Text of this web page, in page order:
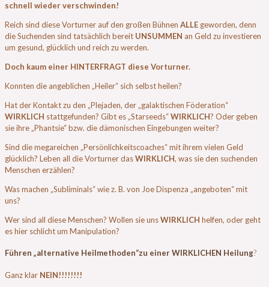
schnell wieder verschwinden!
Reich sind diese Vorturner auf den großen Bühnen ALLE geworden, denn
die Suchenden sind tatsächlich bereit UNSUMMEN an Geld zu investieren
um gesund, glücklich und reich zu werden.
Doch kaum einer HINTERFRAGT diese Vorturner.
Konnten die angeblichen „Heiler“ sich selbst heilen?
Hat der Kontakt zu den „Plejaden, der „galaktischen Föderation“
WIRKLICH stattgefunden? Gibt es „Starseeds“WIRKLICH? Oder geben
sie ihre „Phantsie“ bzw. die dämonischen Eingebungen weiter?
Sind die megareichen „Persönlichkeitscoaches“ mit ihrem vielen Geld
glücklich? Leben all die Vorturner dasWIRKLICH, was sie den suchenden
Menschen erzählen?
Was machen „Subliminals“ wie z. B. von Joe Dispenza „angeboten“ mit
uns?
Wer sind all diese Menschen? Wollen sie unsWIRKLICH helfen, oder geht
es hier schlicht um Manipulation?
Führen „alternative Heilmethoden“zu einer WIRKLICHEN Heilung?
Ganz klar NEIN!!!!!!!!